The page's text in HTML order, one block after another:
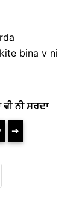
bina v ni
ਨੀ ਸਰਦਾ
➔